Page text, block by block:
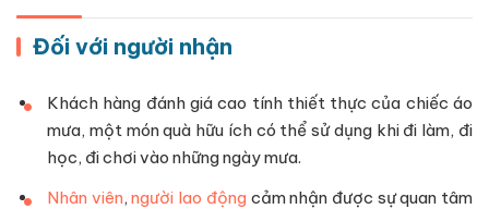
Đối với người nhận
Khách hàng đánh giá cao tính thiết thực của chiếc áo
mưa, một món quà hữu ích có thể sử dụng khi đi làm, đi
học, đi chơi vào những ngày mưa.
Nhân viên,người lao động cảm nhận được sự quan tâm